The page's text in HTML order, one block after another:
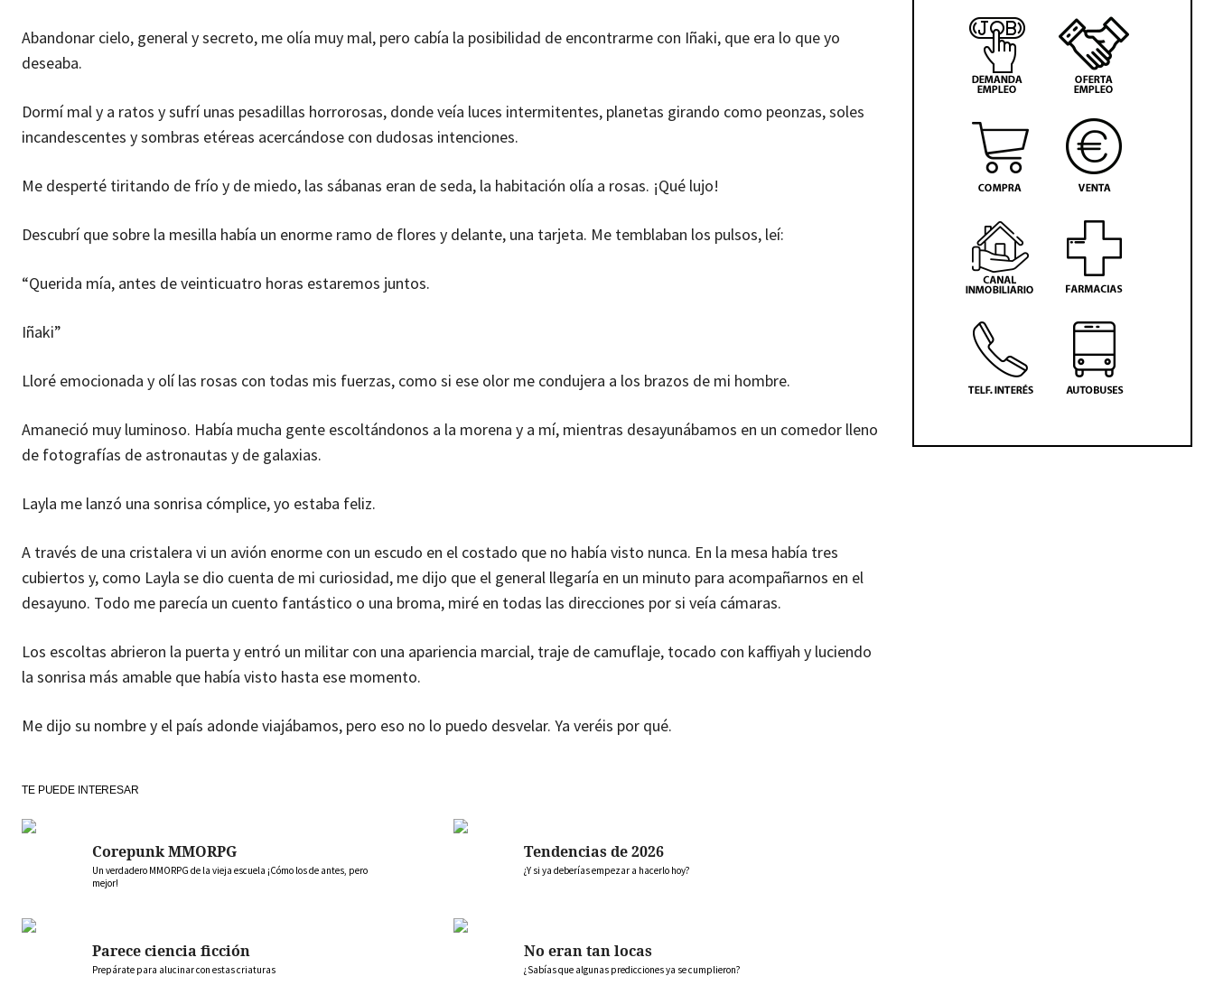
Abandonar cielo, general y secreto, me olía muy mal, pero cabía la posibilidad de encontrarme con Iñaki, que era lo que yo
deseaba.
Dormí mal y a ratos y sufrí unas pesadillas horrorosas, donde veía luces intermitentes, planetas girando como peonzas, soles
incandescentes y sombras etéreas acercándose con dudosas intenciones.
Me desperté tiritando de frío y de miedo, las sábanas eran de seda, la habitación olía a rosas. ¡Qué lujo!
Descubrí que sobre la mesilla había un enorme ramo de flores y delante, una tarjeta. Me temblaban los pulsos, leí:
“Querida mía, antes de veinticuatro horas estaremos juntos.
Iñaki”
Lloré emocionada y olí las rosas con todas mis fuerzas, como si ese olor me condujera a los brazos de mi hombre.
Amaneció muy luminoso. Había mucha gente escoltándonos a la morena y a mí, mientras desayunábamos en un comedor lleno
de fotografías de astronautas y de galaxias.
Layla me lanzó una sonrisa cómplice, yo estaba feliz.
A través de una cristalera vi un avión enorme con un escudo en el costado que no había visto nunca. En la mesa había tres
cubiertos y, como Layla se dio cuenta de mi curiosidad, me dijo que el general llegaría en un minuto para acompañarnos en el
desayuno. Todo me parecía un cuento fantástico o una broma, miré en todas las direcciones por si veía cámaras.
Los escoltas abrieron la puerta y entró un militar con una apariencia marcial, traje de camuflaje, tocado con kaffiyah y luciendo
la sonrisa más amable que había visto hasta ese momento.
Me dijo su nombre y el país adonde viajábamos, pero eso no lo puedo desvelar. Ya veréis por qué.
TE PUEDE INTERESAR
Corepunk MMORPG
Un verdadero MMORPG de la vieja escuela ¡Cómo los de antes, pero
mejor!
Tendencias de 2026
¿Y si ya deberías empezar a hacerlo hoy?
Parece ciencia ficción
Prepárate para alucinar con estas criaturas
No eran tan locas
¿Sabías que algunas predicciones ya se cumplieron?